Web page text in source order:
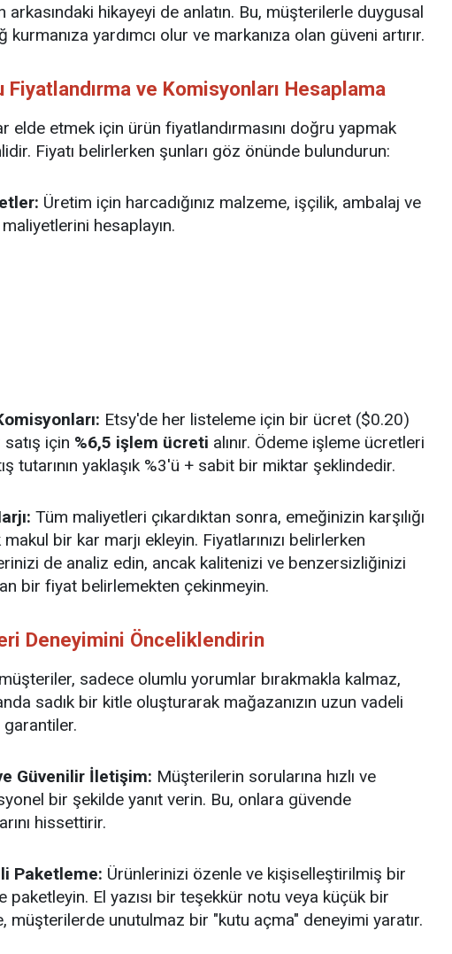
arkasındaki hikayeyi de anlatın. Bu, müşterilerle duygusal
kurmanıza yardımcı olur ve markanıza olan güveni artırır.
Fiyatlandırma ve Komisyonları Hesaplama
elde etmek için ürün fiyatlandırmasını doğru yapmak
Fiyatı belirlerken şunları göz önünde bulundurun:
Üretim için harcadığınız malzeme, işçilik, ambalaj ve
hesaplayın.
Etsy'de her listeleme için bir ücret ($0.20)
için %6,5 işlem ücreti alınır. Ödeme işleme ücretleri
tutarının yaklaşık %3'ü + sabit bir miktar şeklindedir.
Tüm maliyetleri çıkardıktan sonra, emeğinizin karşılığı
bir kar marjı ekleyin. Fiyatlarınızı belirlerken
de analiz edin, ancak kalitenizi ve benzersizliğinizi
bir fiyat belirlemekten çekinmeyin.
Deneyimini Önceliklendirin
sadece olumlu yorumlar bırakmakla kalmaz,
sadık bir kitle oluşturarak mağazanızın uzun vadeli
garantiler.
Güvenilir İletişim: Müşterilerin sorularına hızlı ve
bir şekilde yanıt verin. Bu, onlara güvende
hissettirir.
Paketleme: Ürünlerinizi özenle ve kişiselleştirilmiş bir
paketleyin. El yazısı bir teşekkür notu veya küçük bir
müşterilerde unutulmaz bir "kutu açma" deneyimi yaratır.